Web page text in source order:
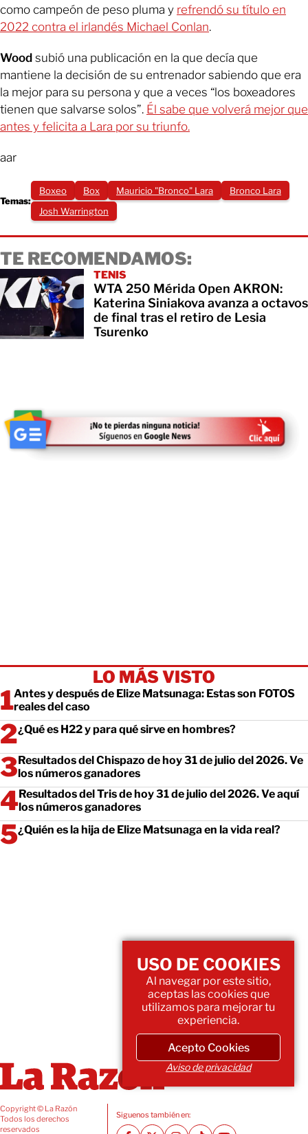
como campeón de peso pluma y refrendó su título en
2022 contra el irlandés Michael Conlan.
Wood subió una publicación en la que decía que
mantiene la decisión de su entrenador sabiendo que era
la mejor para su persona y que a veces “los boxeadores
tienen que salvarse solos”. Él sabe que volverá mejor que
antes y felicita a Lara por su triunfo.
aar
Temas:
Boxeo Box Mauricio "Bronco" Lara
Bronco Lara
Josh Warrington
TE RECOMENDAMOS:
TENIS
WTA 250 Mérida Open AKRON:
Katerina Siniakova avanza a octavos
de final tras el retiro de Lesia
Tsurenko
LO MÁS VISTO
Antes y después de Elize Matsunaga: Estas son FOTOS
reales del caso
¿Qué es H22 y para qué sirve en hombres?
Resultados del Chispazo de hoy 31 de julio del 2026. Ve
los números ganadores
Resultados del Tris de hoy 31 de julio del 2026. Ve aquí
los números ganadores
¿Quién es la hija de Elize Matsunaga en la vida real?
Copyright © La Razón
Todos los derechos
reservados
Siguenos también en:
USO DE COOKIES
Al navegar por este sitio,
aceptas las cookies que
utilizamos para mejorar tu
experiencia.
Acepto Cookies
Aviso de privacidad